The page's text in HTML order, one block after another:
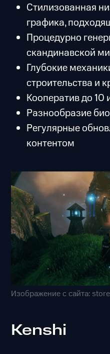
Стилизованная
графика,
Процедурно
скандинавской
Глубокие
строительства и
Кооператив до 10
Разнообразие
Регулярные
контентом
Изображение с сайта:
Kenshi